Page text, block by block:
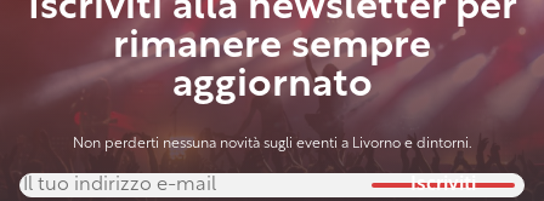
Iscriviti alla newsletter per
rimanere sempre
aggiornato
Non perderti nessuna novità sugli eventi a Livorno e dintorni.
Iscriviti